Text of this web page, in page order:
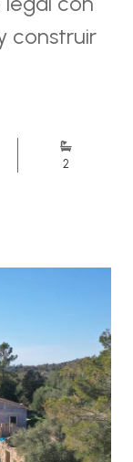
construir
2